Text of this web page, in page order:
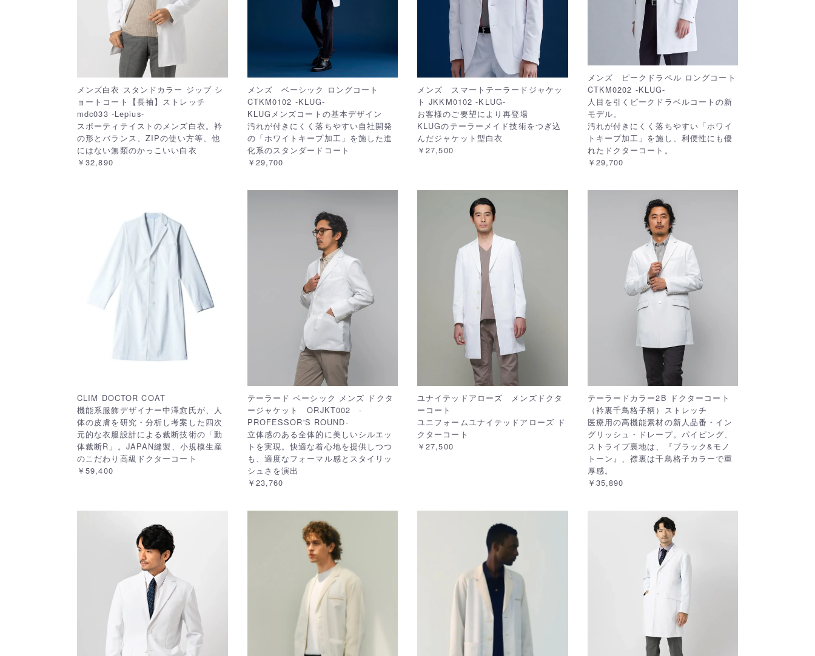
メンズ白衣 スタンドカラー ジップ シ
ョートコート【長袖】ストレッチ
mdc033 -Lepius-
スポーティテイストのメンズ白衣。衿
の形とバランス、ZIPの使い方等、他
にはない無類のかっこいい白衣
￥32,890
メンズ ベーシック ロングコート
CTKM0102 -KLUG-
KLUGメンズコートの基本デザイン
汚れが付きにくく落ちやすい自社開発
の「ホワイトキープ加工」を施した進
化系のスタンダードコート
￥29,700
メンズ スマートテーラードジャケッ
ト JKKM0102 -KLUG-
お客様のご要望により再登場
KLUGのテーラーメイド技術をつぎ込
んだジャケット型白衣
￥27,500
メンズ ピークドラペル ロングコート
CTKM0202 -KLUG-
人目を引くピークドラベルコートの新
モデル。
汚れが付きにくく落ちやすい「ホワイ
トキープ加工」を施し、利便性にも優
れたドクターコート。
￥29,700
CLIM DOCTOR COAT
機能系服飾デザイナー中澤愈氏が、人
体の皮膚を研究・分析し考案した四次
元的な衣服設計による裁断技術の「動
体裁断R」。JAPAN縫製、小規模生産
のこだわり高級ドクターコート
￥59,400
テーラード ベーシック メンズ ドクタ
ージャケット ORJKT002 -
PROFESSOR'S ROUND-
立体感のある全体的に美しいシルエッ
トを実現。快適な着心地を提供しつつ
も、適度なフォーマル感とスタイリッ
シュさを演出
￥23,760
ユナイテッドアローズ メンズドクタ
ーコート
ユニフォームユナイテッドアローズ ド
クターコート
￥27,500
テーラードカラー2B ドクターコート
（衿裏千鳥格子柄）ストレッチ
医療用の高機能素材の新人品番・イン
グリッシュ・ドレープ。パイピング、
ストライプ裏地は、『ブラック&モノ
トーン』、襟裏は千鳥格子カラーで重
厚感。
￥35,890